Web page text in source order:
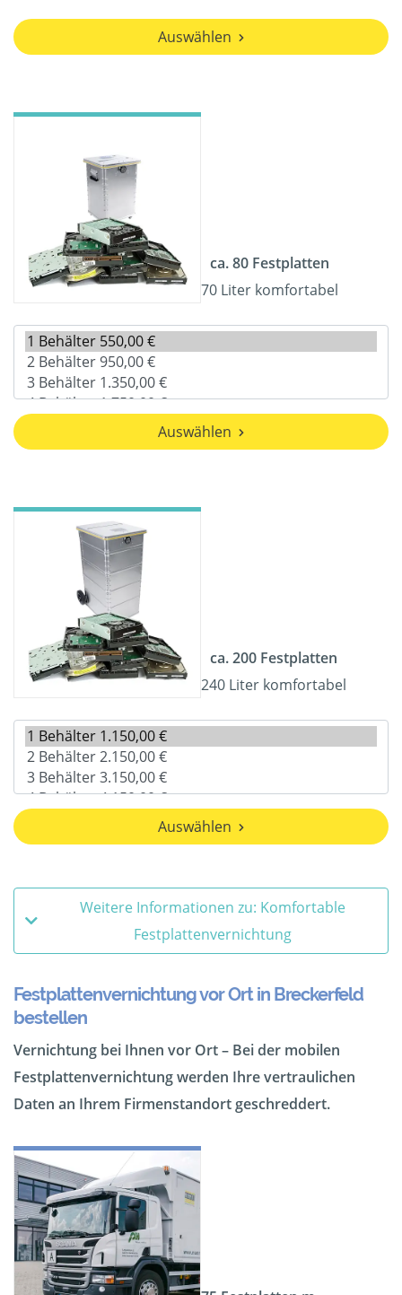
Auswählen
ca. 80 Festplatten
70 Liter komfortabel
Auswählen
ca. 200 Festplatten
240 Liter komfortabel
Auswählen
Weitere Informationen zu: Komfortable
Festplattenvernichtung
Festplattenvernichtung vor Ort in Breckerfeld
bestellen
Vernichtung bei Ihnen vor Ort – Bei der mobilen
Festplattenvernichtung werden Ihre vertraulichen
Daten an Ihrem Firmenstandort geschreddert.